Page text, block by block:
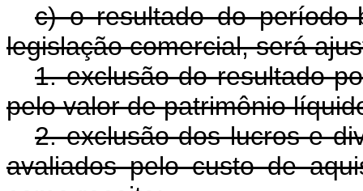
c) o resultado do
legislação comercial, será
1. exclusão do resultado
pelo valor de patrimônio
2. exclusão dos lucros e
avaliados pelo custo de